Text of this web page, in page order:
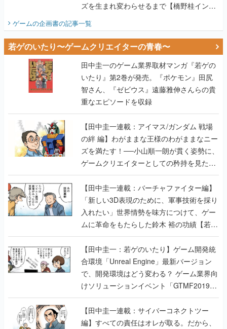
ズを生まれ変わらせるまで【橋野桂インタ
ビュー】
ゲームの企画書の記事一覧
若ゲのいたり〜ゲームクリエイターの青春〜
田中圭一のゲーム業界取材マンガ『若ゲの
いたり』第2巻が発売。『ポケモン』田尻
智さん、『ゼビウス』遠藤雅伸さんらの貴
重なエピソードを収録
【田中圭一連載：アイマス/ガンダム 戦場
の絆 編】わがままな王様のわがままなニー
ズを満たす！──小山順一朗が貫く姿勢に、
ゲームクリエイターとしての矜持を見た
【若ゲのいたり最終回】
【田中圭一連載：バーチャファイター編】
「新しい3D表現のために、軍事技術を採り
入れたい」世界情勢を味方につけて、ゲー
ムに革命をもたらした鈴木 裕の功績【若ゲ
のいたり】
【田中圭一：若ゲのいたり】ゲーム開発統
合環境「Unreal Engine」最新バージョン
で、開発環境はどう変わる？ ゲーム業界向
けソリューションイベント「GTMF2019」
に行って、より理解を深めよう【PR】
【田中圭一連載：サイバーコネクトツー
編】すべての責任はオレが取る。だから、